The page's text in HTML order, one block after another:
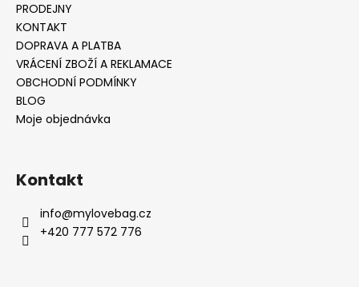
PRODEJNY
KONTAKT
DOPRAVA A PLATBA
VRÁCENÍ ZBOŽÍ A REKLAMACE
OBCHODNÍ PODMÍNKY
BLOG
Moje objednávka
Kontakt
info@mylovebag.cz
+420 777 572 776